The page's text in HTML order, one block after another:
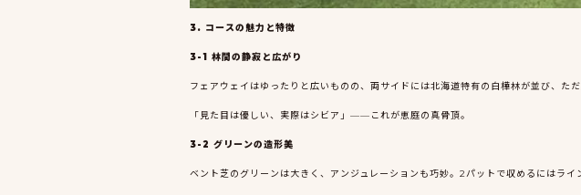
3. コースの魅力と特徴
3-1 林間の静寂と広がり
フェアウェイはゆったりと広いものの、両サイドには北海道特有の白樺林が並び、た
「見た目は優しい、実際はシビア」——これが恵庭の真骨頂。
3-2 グリーンの造形美
ベント芝のグリーンは大きく、アンジュレーションも巧妙。2パットで収めるにはラ